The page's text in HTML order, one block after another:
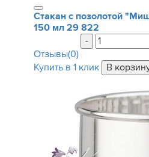
Стакан с позолотой
150 мл 29 822
-
Отзывы(0)
Купить в 1 клик